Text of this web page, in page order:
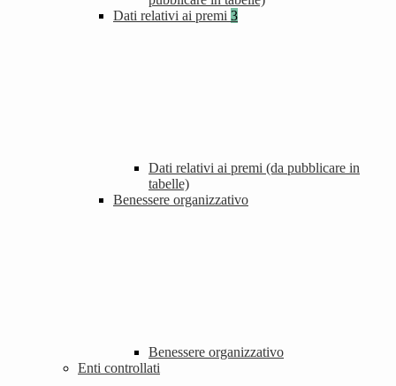
Dati relativi ai premi 3
Dati relativi ai premi (da pubblicare in
tabelle)
Benessere organizzativo
Benessere organizzativo
Enti controllati